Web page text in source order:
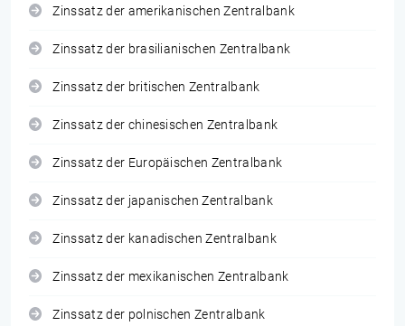
Zinssatz der amerikanischen Zentralbank
Zinssatz der brasilianischen Zentralbank
Zinssatz der britischen Zentralbank
Zinssatz der chinesischen Zentralbank
Zinssatz der Europäischen Zentralbank
Zinssatz der japanischen Zentralbank
Zinssatz der kanadischen Zentralbank
Zinssatz der mexikanischen Zentralbank
Zinssatz der polnischen Zentralbank